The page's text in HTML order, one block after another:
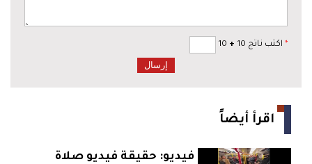
* اكتب ناتج 10 +
اقرأ أيضاً
فيديو: حقيقة فيديو صلاة